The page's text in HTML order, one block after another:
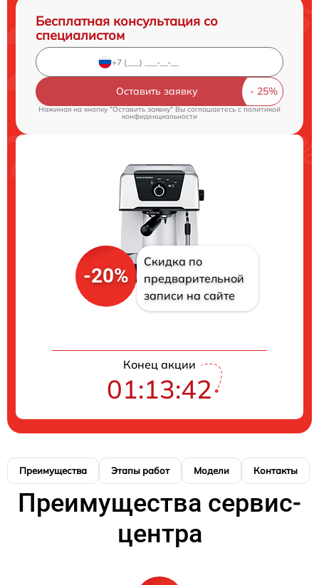
Бесплатная консультация со
специалистом
Оставить заявку
Нажимая на кнопку "Оставить заявку" Вы соглашаетесь c политикой
конфиденциальности
-20%
Скидка по
предварительной
записи на сайте
Конец акции
01:13:41
Преимущества Этапы работ Модели Контакты
Преимущества сервис-
центра